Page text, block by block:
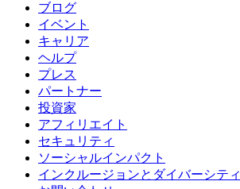
ブログ
イベント
キャリア
ヘルプ
プレス
パートナー
投資家
アフィリエイト
セキュリティ
ソーシャルインパクト
インクルージョンとダイバーシティ